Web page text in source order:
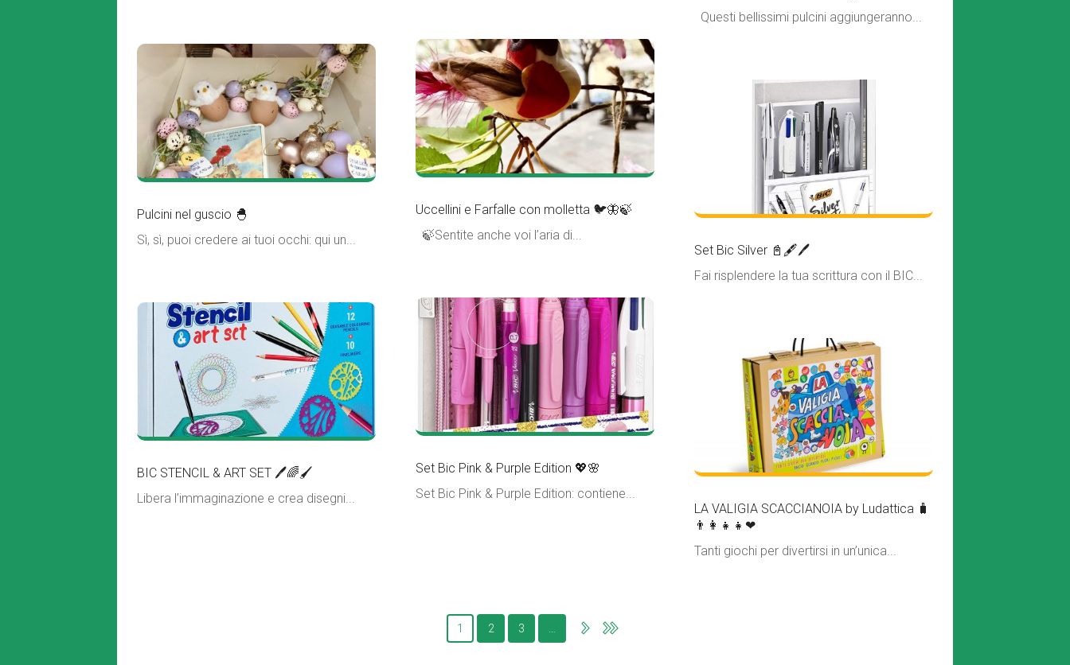
Questi bellissimi pulcini aggiungeranno...
Uccellini e Farfalle con molletta 🐦🦋🍃
🍃Sentite anche voi l’aria di...
Pulcini nel guscio 🐣
Sì, sì, puoi credere ai tuoi occhi: qui un...
Set Bic Silver 📓🖋🖊
Fai risplendere la tua scrittura con il BIC...
Set Bic Pink & Purple Edition 💖🌸
Set Bic Pink & Purple Edition: contiene...
BIC STENCIL & ART SET 🖊🌈🖌
Libera l’immaginazione e crea disegni...
LA VALIGIA SCACCIANOIA by Ludattica 🧳
👨‍👩‍👧‍👧❤
Tanti giochi per divertirsi in un’unica...
1 2 3